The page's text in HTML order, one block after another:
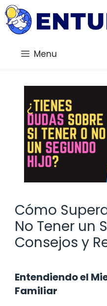
Saltar
al
contenido
Menu
Cómo
No Tener un
Consejos y
Entendiendo el
Familiar